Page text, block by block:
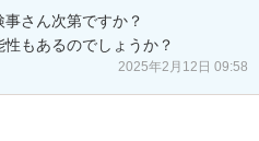
さん次第ですか？
もあるのでしょうか？
2025年2月12日 09:58